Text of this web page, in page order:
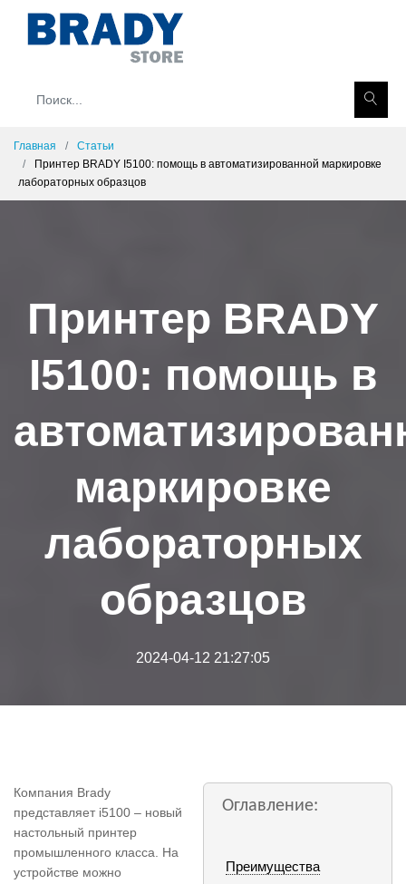
Главная
Статьи
Принтер BRADY I5100: помощь в автоматизированной маркировке
лабораторных образцов
Принтер BRADY
I5100: помощь в
маркировке
лабораторных
образцов
2024-04-12 21:27:05
Оглавление:
Преимущества
Компания Brady
представляет i5100 – новый
настольный принтер
промышленного класса. На
устройстве можно